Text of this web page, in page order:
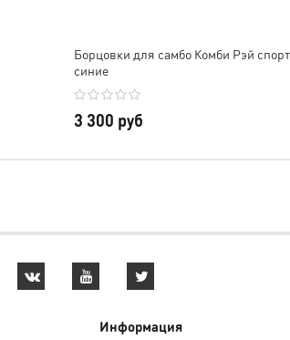
Борцовки для самбо Комби Рэй
синие
3 300 руб
Информация